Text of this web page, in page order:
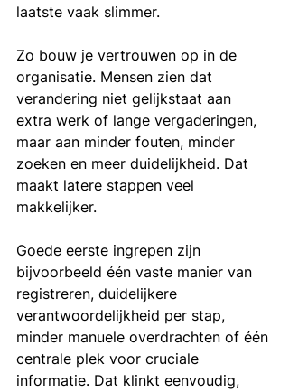
laatste vaak slimmer.
Zo bouw je vertrouwen op in de
organisatie. Mensen zien dat
verandering niet gelijkstaat aan
extra werk of lange vergaderingen,
maar aan minder fouten, minder
zoeken en meer duidelijkheid. Dat
maakt latere stappen veel
makkelijker.
Goede eerste ingrepen zijn
bijvoorbeeld één vaste manier van
registreren, duidelijkere
verantwoordelijkheid per stap,
minder manuele overdrachten of één
centrale plek voor cruciale
informatie. Dat klinkt eenvoudig,